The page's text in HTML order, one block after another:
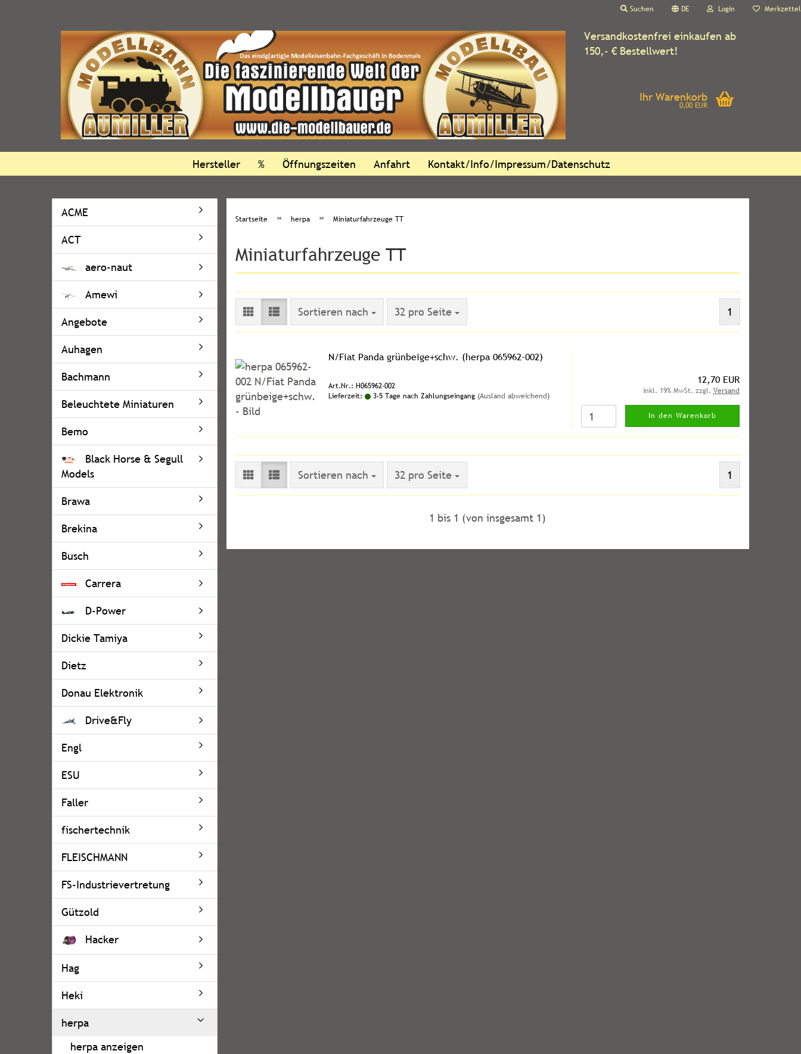
Suchen DE Login Merkzettel
Versandkostenfrei einkaufen ab
150,- € Bestellwert!
Ihr Warenkorb
0,00 EUR
Hersteller % Öffnungszeiten Anfahrt Kontakt/Info/Impressum/Datenschutz
Startseite » herpa » Miniaturfahrzeuge TT
Miniaturfahrzeuge TT
Sortieren nach
Sortieren nach 32 pro Seite
pro Seite 1
N/Fiat Panda grünbeige+schw. (herpa 065962-002)
Art.Nr.: H065962-002
Lieferzeit:
3-5 Tage nach Zahlungseingang (Ausland abweichend)
12,70 EUR
inkl. 19% MwSt. zzgl. Versand
In den Warenkorb
Sortieren nach
Sortieren nach 32 pro Seite
pro Seite 1
1 bis 1 (von insgesamt 1)
ACME
ACT
aero-naut
Amewi
Angebote
Auhagen
Bachmann
Beleuchtete Miniaturen
Bemo
Black Horse & Segull
Models
Brawa
Brekina
Busch
Carrera
D-Power
Dickie Tamiya
Dietz
Donau Elektronik
Drive&Fly
Engl
ESU
Faller
fischertechnik
FLEISCHMANN
FS-Industrievertretung
Gützold
Hacker
Hag
Heki
herpa
herpa anzeigen